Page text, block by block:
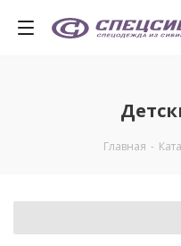
Главная -